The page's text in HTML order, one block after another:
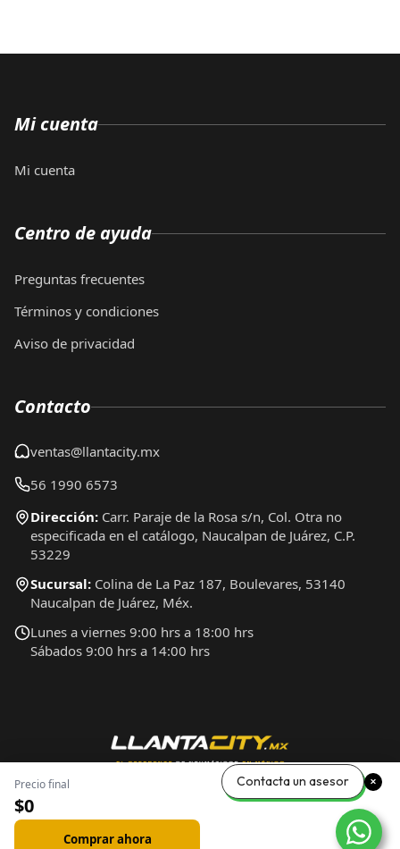
Precio final
$0
Comprar ahora
Mi cuenta
Mi cuenta
Centro de ayuda
Preguntas frecuentes
Términos y condiciones
Aviso de privacidad
Contacto
ventas@llantacity.mx
56 1990 6573
Dirección: Carr. Paraje de la Rosa s/n, Col. Otra no
especificada en el catálogo, Naucalpan de Juárez, C.P.
53229
Sucursal: Colina de La Paz 187, Boulevares, 53140
Naucalpan de Juárez, Méx.
Lunes a viernes 9:00 hrs a 18:00 hrs
Sábados 9:00 hrs a 14:00 hrs
Contacta un asesor